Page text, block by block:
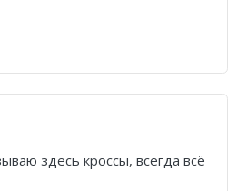
здесь кроссы, всегда всё